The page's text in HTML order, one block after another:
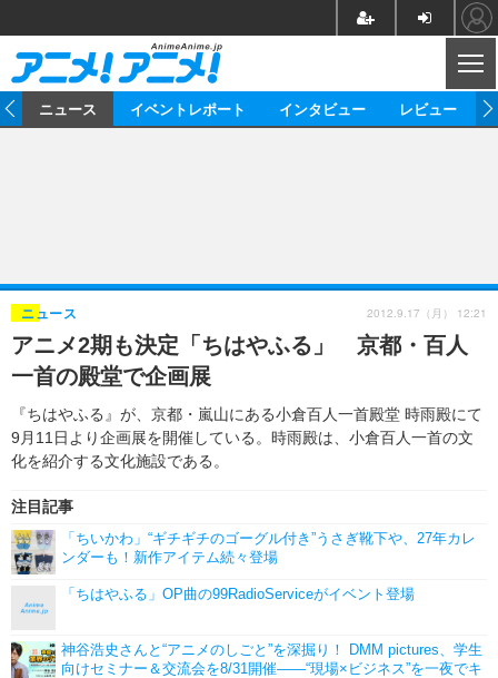
ゲーム グッズ
イベント
海外イベント ビジネス
俳優・タレント アーティスト
ビジネス
アニメ 実写
書評
ゲーム 座談会
動画
アニメ！アニメ！TV ABEMA Cafe
ニュース イベントレポート インタビュー レビュー
アニメ2期も決定「ちはやふる」 京都・百人
一首の殿堂で企画展
『ちはやふる』が、京都・嵐山にある小倉百人一首殿堂 時雨殿にて
9月11日より企画展を開催している。時雨殿は、小倉百人一首の文
化を紹介する文化施設である。
ニュース
注目記事
「ちいかわ」“ギチギチのゴーグル付き”うさぎ靴下や、27年カレ
ンダーも！新作アイテム続々登場
「ちはやふる」OP曲の99RadioServiceがイベント登場
神谷浩史さんと“アニメのしごと”を深掘り！ DMM pictures、学生
向けセミナー＆交流会を8/31開催――“現場×ビジネス”を一夜でキ
2012.9.17（月） 12:21